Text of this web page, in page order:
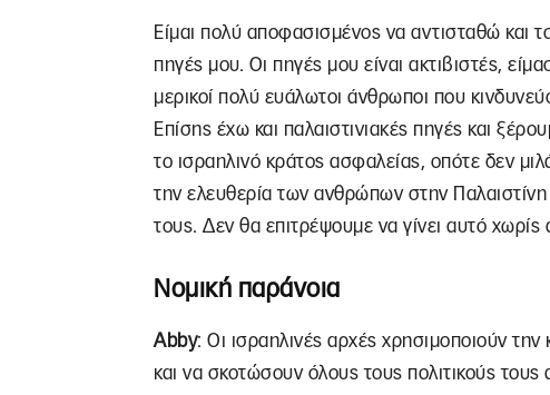
Είμαι πολύ αποφασισμένος να αντισταθώ και
πηγές μου. Οι πηγές μου είναι ακτιβιστές,
μερικοί πολύ ευάλωτοι άνθρωποι που
Επίσης έχω και παλαιστινιακές πηγές και
το ισραηλινό κράτος ασφαλείας, οπότε δεν
την ελευθερία των ανθρώπων στην
τους. Δεν θα επιτρέψουμε να γίνει αυτό χωρίς
Νομική παράνοια
Abby: Οι ισραηλινές αρχές χρησιμοποιούν
και να σκοτώσουν όλους τους πολιτικούς τους